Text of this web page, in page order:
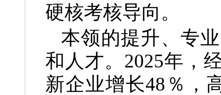
硬核考核导向。
本领的提升、专
和人才。2025年，
新企业增长48％，